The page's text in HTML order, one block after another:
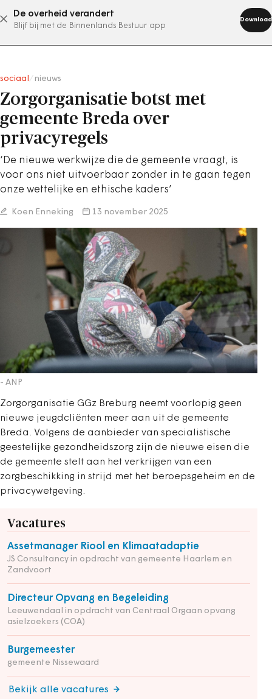
De overheid verandert
Blijf bij met de Binnenlands Bestuur app
Download
abonneer nu
sociaal nieuws
Zorgorganisatie botst met
gemeente Breda over
privacyregels
‘De nieuwe werkwijze die de gemeente vraagt, is
voor ons niet uitvoerbaar zonder in te gaan tegen
onze wettelijke en ethische kaders’
Koen Enneking 13 november 2025
- ANP
Zorgorganisatie GGz Breburg neemt voorlopig geen
nieuwe jeugdcliënten meer aan uit de gemeente
Breda. Volgens de aanbieder van specialistische
geestelijke gezondheidszorg zijn de nieuwe eisen die
de gemeente stelt aan het verkrijgen van een
zorgbeschikking in strijd met het beroepsgeheim en de
privacywetgeving.
Vacatures
Assetmanager Riool en Klimaatadaptie
JS Consultancy in opdracht van gemeente Haarlem en
Zandvoort
Directeur Opvang en Begeleiding
Leeuwendaal in opdracht van Centraal Orgaan opvang
asielzoekers (COA)
Burgemeester
gemeente Nissewaard
Bekijk alle vacatures